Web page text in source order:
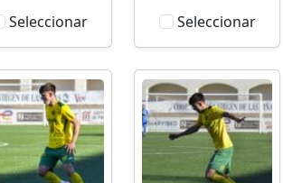
Seleccionar Seleccionar